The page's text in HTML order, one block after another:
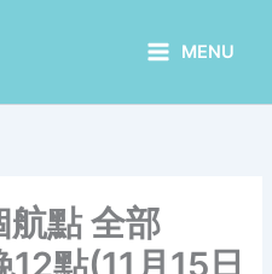
MENU
點 全部
點(11月15日